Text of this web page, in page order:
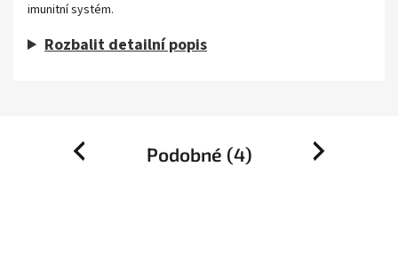
imunitní systém.
Rozbalit detailní popis
Podobné (4)
Previous Next